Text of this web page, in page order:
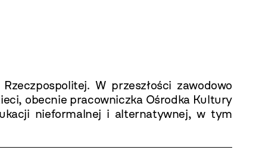
W przeszłości zawodowo
obecnie pracowniczka Ośrodka Kultury
nieformalnej i alternatywnej, w tym